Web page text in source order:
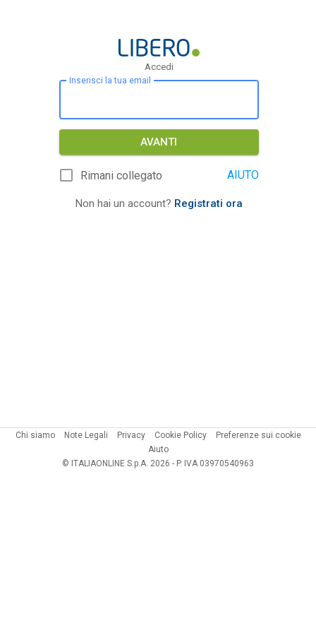
Accedi
Inserisci la tua email
AVANTI
Rimani collegato AIUTO
Non hai un account? Registrati ora
Chi siamo Note Legali Privacy Cookie Policy
Preferenze sui cookie
Aiuto
© ITALIAONLINE S.p.A. 2026 - P. IVA 03970540963